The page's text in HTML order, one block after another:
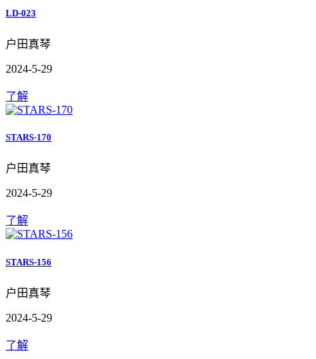
LD-023
户田真琴
2024-5-29
了解
STARS-170
户田真琴
2024-5-29
了解
STARS-156
户田真琴
2024-5-29
了解